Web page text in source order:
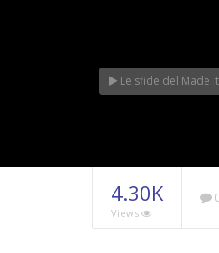
Le sfide del Made
4.30K
Views